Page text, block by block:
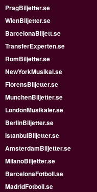
PragBiljetter.se
WienBiljetter.se
BarcelonaBiljett.se
TransferExperten.se
RomBiljetter.se
NewYorkMusikal.se
FlorensBiljetter.se
MunchenBiljetter.se
LondonMusikaler.se
BerlinBiljetter.se
IstanbulBiljetter.se
AmsterdamBiljetter.se
MilanoBiljetter.se
BarcelonaFotboll.se
MadridFotboll.se